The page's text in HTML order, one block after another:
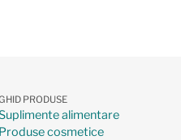
PRODUSE
alimentare
Produse cosmetice